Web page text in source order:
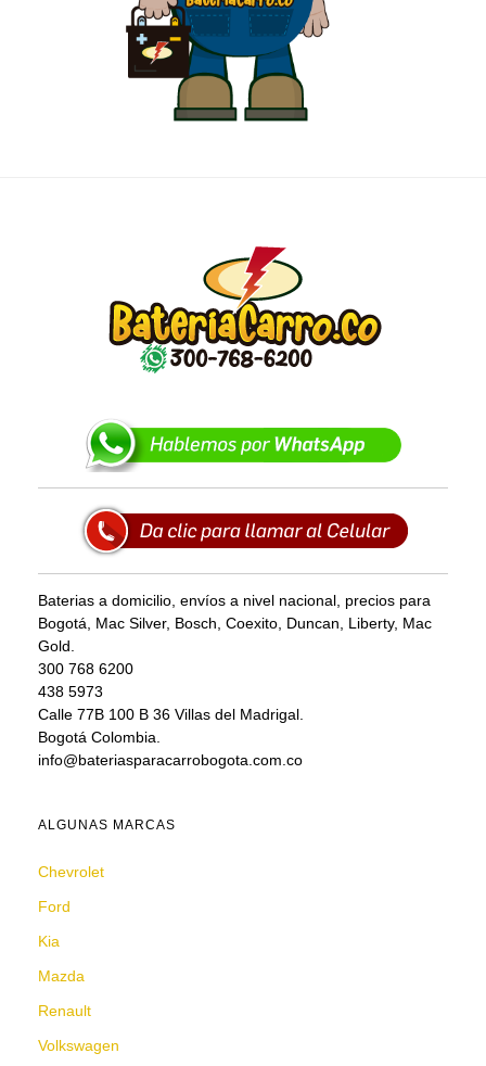
Baterias a domicilio, envíos a nivel nacional, precios para
Bogotá, Mac Silver, Bosch, Coexito, Duncan, Liberty, Mac
Gold.
300 768 6200
438 5973
Calle 77B 100 B 36 Villas del Madrigal.
Bogotá Colombia.
info@bateriasparacarrobogota.com.co
ALGUNAS MARCAS
Chevrolet
Ford
Kia
Mazda
Renault
Volkswagen